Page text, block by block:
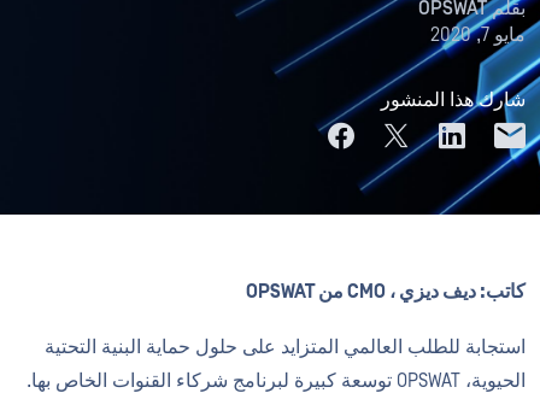
بقلمOPSWAT
مايو 7, 2020
شارك هذا المنشور
كاتب: ديف ديزي ، CMO من OPSWAT
استجابة للطلب العالمي المتزايد على حلول حماية البنية التحتية
الحيوية، OPSWAT توسعة كبيرة لبرنامج شركاء القنوات الخاص بها.